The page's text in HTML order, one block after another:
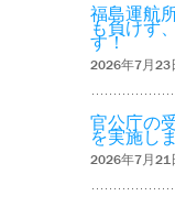
福島運航
も負けず
す！
2026年7月23
官公庁の
を実施し
2026年7月21